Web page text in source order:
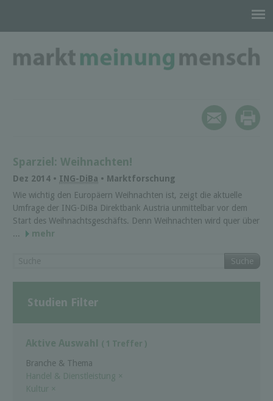
Sparziel: Weihnachten!
Dez 2014 • ING-DiBa • Marktforschung
Wie wichtig den Europäern Weihnachten ist, zeigt die aktuelle
Umfrage der ING-DiBa Direktbank Austria unmittelbar vor dem
Start des Weihnachtsgeschäfts. Denn Weihnachten wird quer über
...
mehr
Suche
Studien Filter
Aktive Auswahl ( 1 Treffer )
Branche & Thema
Handel & Dienstleistung ×
Kultur
×